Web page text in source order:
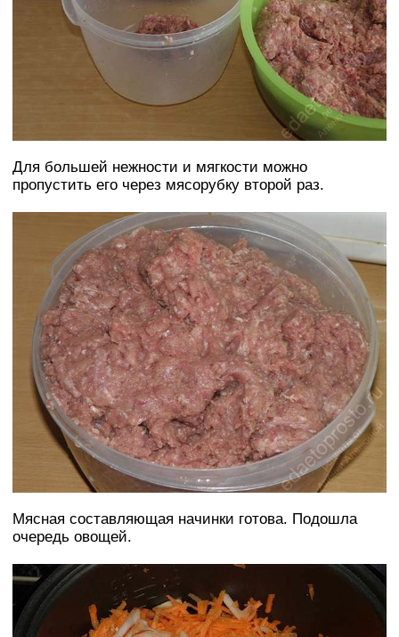
Для большей нежности и мягкости можно
пропустить его через мясорубку второй раз.
Мясная составляющая начинки готова. Подошла
очередь овощей.